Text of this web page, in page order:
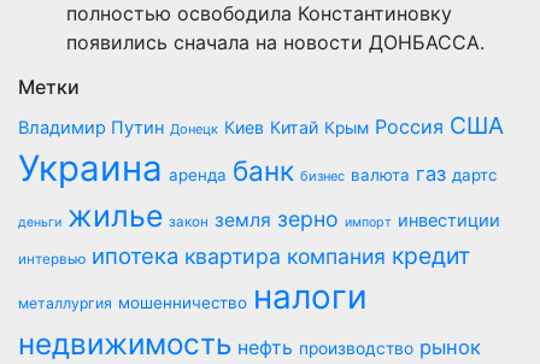
полностью освободила Константиновку
появились сначала на новости ДОНБАССА.
Метки
Владимир Путин Донецк Киев Китай Крым Россия США
Украина аренда банк бизнес валюта газ дартс
деньги жилье закон земля зерно импорт инвестиции
интервью ипотека квартира компания кредит
металлургия мошенничество налоги
недвижимость нефть производство рынок